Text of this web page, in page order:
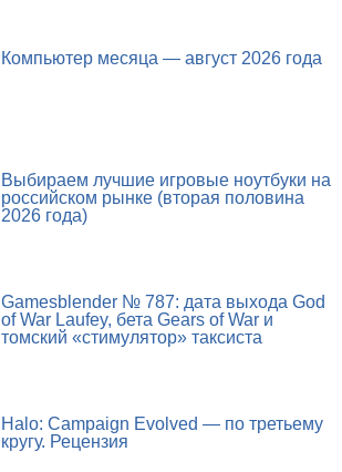
Компьютер месяца — август 2026 года
Выбираем лучшие игровые ноутбуки на
российском рынке (вторая половина
2026 года)
Gamesblender № 787: дата выхода God
of War Laufey, бета Gears of War и
томский «стимулятор» таксиста
Halo: Campaign Evolved — по третьему
кругу. Рецензия